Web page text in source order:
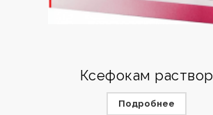
Ксефокам раствор
Подробнее